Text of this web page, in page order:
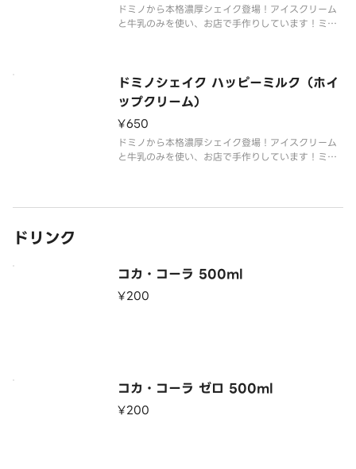
ドミノから本格濃厚シェイク登場！アイスクリーム
と牛乳のみを使い、お店で手作りしています！ミル
ドミノシェイク ハッピーミルク（ホイ
ップクリーム）
¥650
ドミノから本格濃厚シェイク登場！アイスクリーム
と牛乳のみを使い、お店で手作りしています！ミル
ドリンク
コカ・コーラ 500ml
¥200
コカ・コーラ ゼロ 500ml
¥200